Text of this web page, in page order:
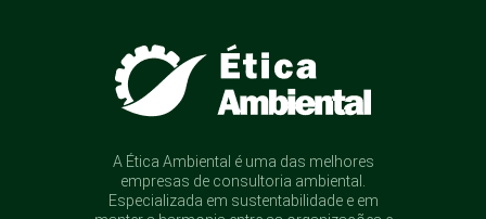
A Ética Ambiental é uma das melhores
empresas de consultoria ambiental.
Especializada em sustentabilidade e em